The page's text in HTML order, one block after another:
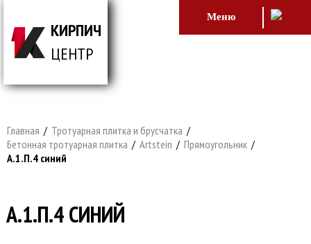
КИРПИЧ
ЦЕНТР
Меню
Главная / Тротуарная плитка и брусчатка /
Бетонная тротуарная плитка / Artstein / Прямоугольник /
А.1.П.4 синий
А.1.П.4 СИНИЙ